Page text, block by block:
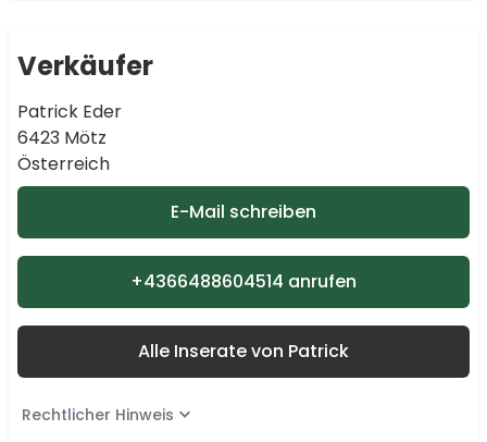
Verkäufer
Patrick Eder
6423 Mötz
Österreich
E-Mail schreiben
+4366488604514 anrufen
Alle Inserate von Patrick
Rechtlicher Hinweis